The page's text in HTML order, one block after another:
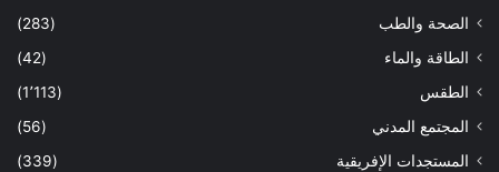
الصحة والطب
(283)
الطاقة والماء
(42)
الطقس
(1٬113)
المجتمع المدني
(56)
المستجدات الإفريقية
(339)